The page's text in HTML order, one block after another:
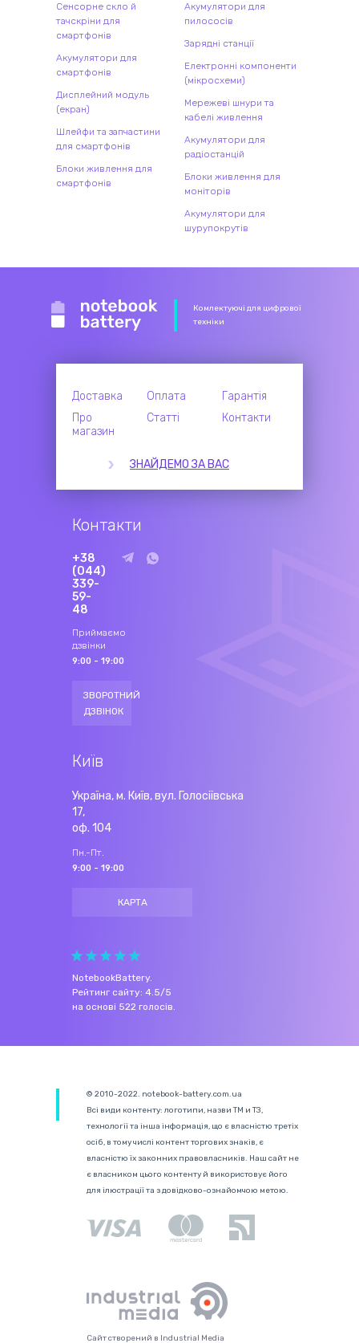
Сенсорне скло й
тачскріни для
смартфонів
Акумулятори для
смартфонів
Дисплейний модуль
(екран)
Шлейфи та запчастини
для смартфонів
Блоки живлення для
смартфонів
Акумулятори для
пилососів
Зарядні станції
Електронні компоненти
(мікросхеми)
Мережеві шнури та
кабелі живлення
Акумулятори для
радіостанцій
Блоки живлення для
моніторів
Акумулятори для
шурупокрутів
Комлектуючі для цифрової
техніки
Доставка Оплата
Гарантія
Про
магазин
Статті Контакти
ЗНАЙДЕМО ЗА ВАС
Контакти
+38
(044)
339-
59-
48
Приймаємо
дзвінки
9:00 - 19:00
ЗВОРОТНИЙ
ДЗВІНОК
Київ
Україна, м. Київ, вул. Голосіївська
17,
оф. 104
Пн.-Пт.
9:00 - 19:00
КАРТА
NotebookBattery.
Рейтинг сайту: 4.5/5
на основі 522 голосів.
© 2010-2022. notebook-battery.com.ua
Всі види контенту: логотипи, назви ТМ и ТЗ,
технології та інша інформація, що є власністю третіх
осіб, в тому числі контент торгових знаків, є
власністю їх законних правовласників. Наш сайт не
є власником цього контенту й використовує його
для ілюстрації та з довідково-ознайомчою метою.
Сайт створений в Industrial Media